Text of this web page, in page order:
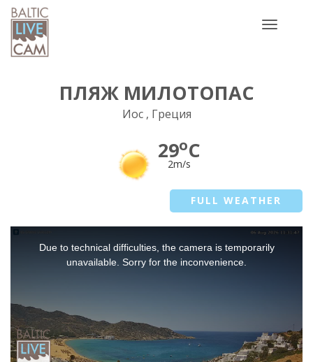
Toggle
ПЛЯЖ МИЛОТОПАС
Иос , Греция
29oC
2m/s
FULL WEATHER
Due to technical difficulties, the camera is temporarily
unavailable. Sorry for the inconvenience.